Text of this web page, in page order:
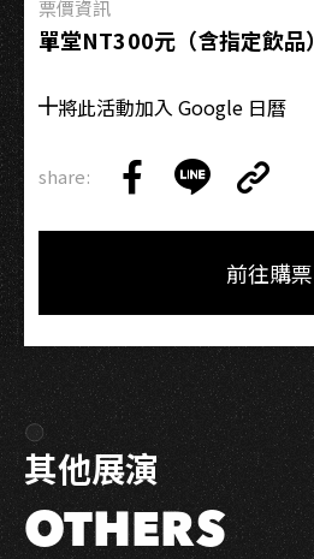
票價資訊
單堂NT300元（含指定飲品）
將此活動加入 Google 日曆
share:
on
on
Link
Copy
前往購票
其他展演
OTHERS